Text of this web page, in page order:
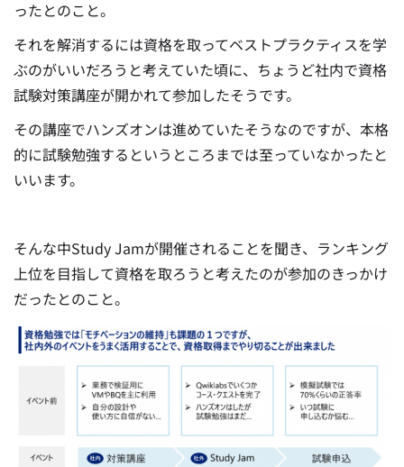
ったとのこと。
それを解消するには資格を取ってベストプラクティスを学
ぶのがいいだろうと考えていた頃に、ちょうど社内で資格
試験対策講座が開かれて参加したそうです。
その講座でハンズオンは進めていたそうなのですが、本格
的に試験勉強するというところまでは至っていなかったと
いいます。
そんな中Study Jamが開催されることを聞き、ランキング
上位を目指して資格を取ろうと考えたのが参加のきっかけ
だったとのこと。